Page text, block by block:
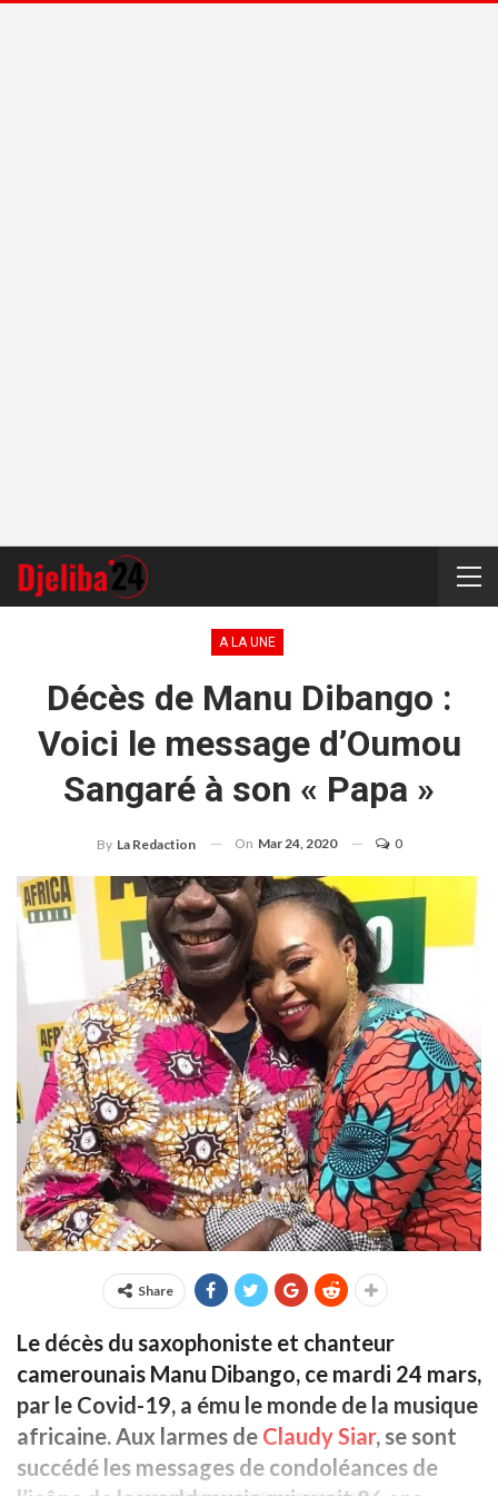
A LA UNE
Décès de Manu Dibango :
Voici le message d’Oumou
Sangaré à son « Papa »
By La Redaction On Mar 24, 2020 0
Share
Le décès du saxophoniste et chanteur
camerounais Manu Dibango, ce mardi 24 mars,
par le Covid-19, a ému le monde de la musique
africaine. Aux larmes de Claudy Siar, se sont
succédé les messages de condoléances de